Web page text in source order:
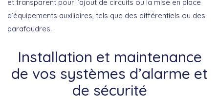
et transparent pour l’ajout de circuits ou la mise en place
d’équipements auxiliaires, tels que des différentiels ou des
parafoudres.
Installation et maintenance
de vos systèmes d’alarme et
de sécurité